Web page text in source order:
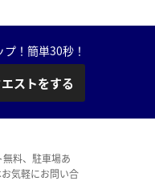
！簡単30秒！
ストをする
料、駐車場あ
気軽にお問い合